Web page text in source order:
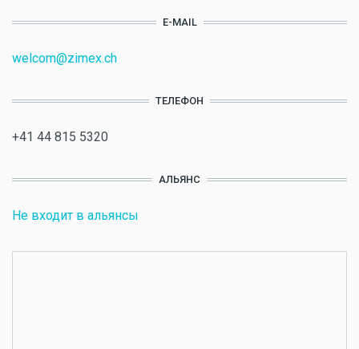
E-MAIL
welcom@zimex.ch
ТЕЛЕФОН
+41 44 815 5320
АЛЬЯНС
Не входит в альянсы